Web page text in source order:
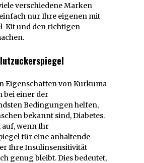
verschiedene Marken
nur Ihre eigenen mit
Kit und den richtigen
Eigenschaften von Kurkuma
bei einer der
Bedingungen helfen,
bekannt sind, Diabetes.
auf, wenn Ihr
für eine anhaltende
Ihre Insulinsensitivität
genug bleibt. Dies bedeutet,